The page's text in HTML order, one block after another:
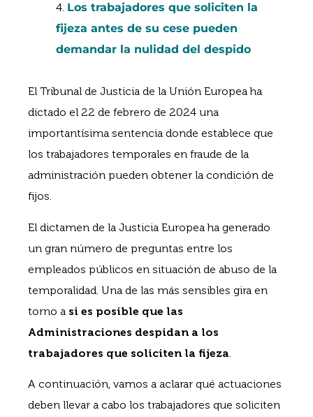
Los trabajadores que soliciten la
fijeza antes de su cese pueden
demandar la nulidad del despido
El Tribunal de Justicia de la Unión Europea ha
dictado el 22 de febrero de 2024 una
importantísima sentencia donde establece que
los trabajadores temporales en fraude de la
administración pueden obtener la condición de
fijos.
El dictamen de la Justicia Europea ha generado
un gran número de preguntas entre los
empleados públicos en situación de abuso de la
temporalidad. Una de las más sensibles gira en
torno a si es posible que las
Administraciones despidan a los
trabajadores que soliciten la fijeza
A continuación, vamos a aclarar qué actuaciones
deben llevar a cabo los trabajadores que soliciten